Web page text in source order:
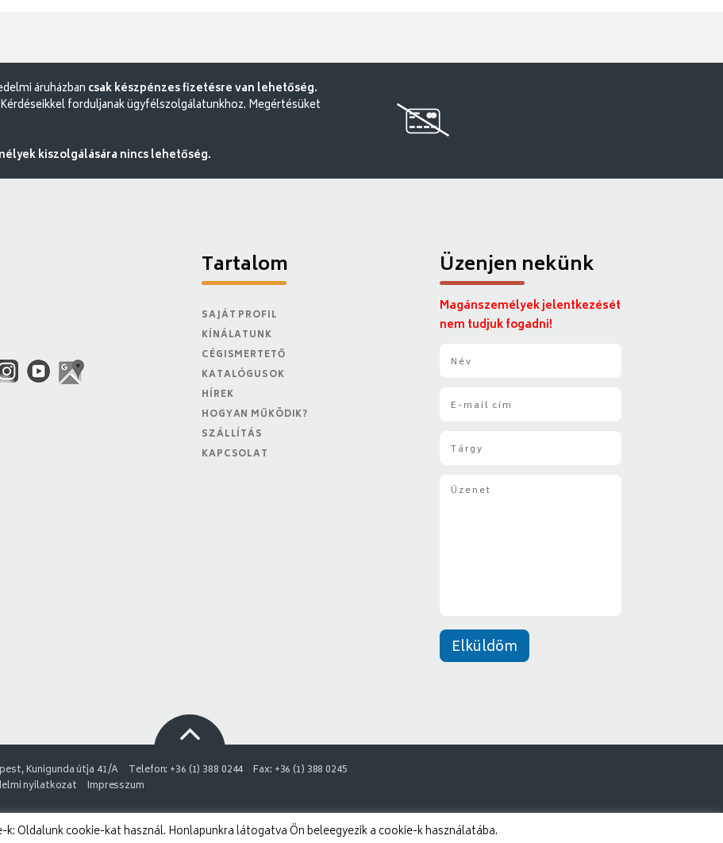
áruházban csak készpénzes fizetésre van lehetőség.
forduljanak ügyfélszolgálatunkhoz. Megértésüket
kiszolgálására nincs lehetőség.
Tartalom
SAJÁT PROFIL
KÍNÁLATUNK
CÉGISMERTETŐ
KATALÓGUSOK
HÍREK
HOGYAN MŰKÖDIK?
SZÁLLÍTÁS
KAPCSOLAT
Üzenjen nekünk
Magánszemélyek jelentkezését
nem tudjuk fogadni!
Elküldöm
Kunigunda útja 41/A Telefon: +36 (1) 388 0244
Fax: +36 (1) 388 0245
nyilatkozat Impresszum
Oldalunk cookie-kat használ. Honlapunkra látogatva Ön beleegyezik a cookie-k használatába.